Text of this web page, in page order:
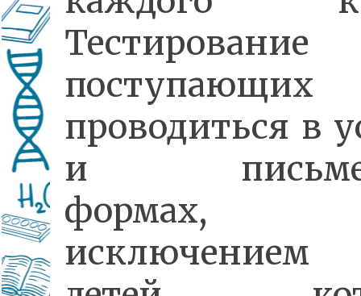
Тестирование
поступающих
проводиться в
и
формах,